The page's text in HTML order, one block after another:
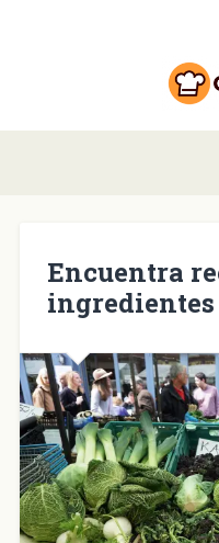
Encuentra
ingredientes